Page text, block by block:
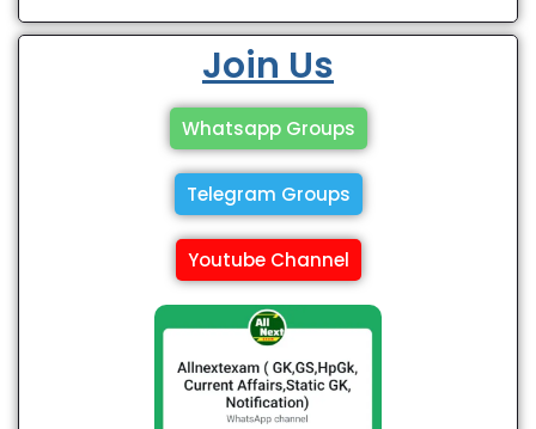
Join Us
Whatsapp Groups
Telegram Groups
Youtube Channel